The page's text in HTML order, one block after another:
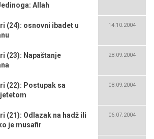
Allah
(24): osnovni ibadet u
14.10.2004
(23): Napaštanje
28.09.2004
(22): Postupak sa
08.09.2004
(21): Odlazak na hadž ili
je musafir
06.07.2004